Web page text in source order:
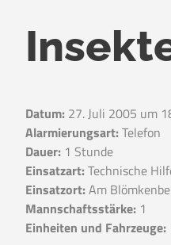
Datum: 27. Juli 2005 um
Alarmierungsart:Telefon
Dauer: 1 Stunde
Einsatzart:Technische
Einsatzort:Am
Mannschaftsstärke: 1
Einheiten und Fahrzeuge: